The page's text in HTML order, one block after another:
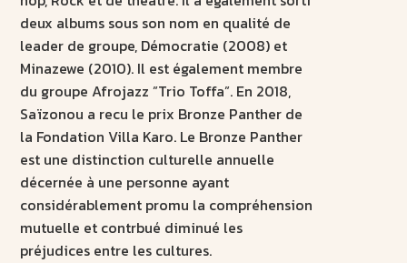
deux albums sous son nom en qualité de
leader de groupe, Démocratie (2008) et
Minazewe (2010). Il est également membre
du groupe Afrojazz ”Trio Toffa”. En 2018,
Saïzonou a recu le prix Bronze Panther de
la Fondation Villa Karo. Le Bronze Panther
est une distinction culturelle annuelle
décernée à une personne ayant
considérablement promu la compréhension
mutuelle et contrbué diminué les
préjudices entre les cultures.